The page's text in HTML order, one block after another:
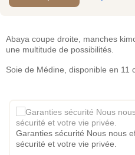
Abaya coupe droite, manches
une multitude de possibilités.
Soie de Médine, disponible en 11
Garanties sécurité Nous nous
sécurité et votre vie privée.